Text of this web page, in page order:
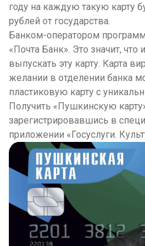
году на каждую такую карту
рублей от государства.
Банком-оператором
«Почта Банк». Это значит, что
выпускать эту карту. Карта
желании в отделении банка
пластиковую карту с
Получить «Пушкинскую
зарегистрировавшись в
приложении «Госуслуги.